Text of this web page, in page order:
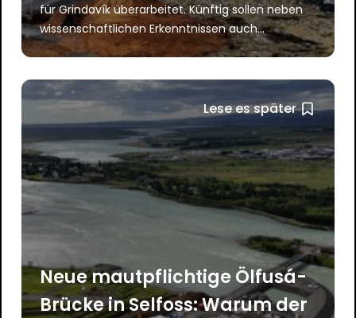
für Grindavík überarbeitet. Künftig sollen neben
wissenschaftlichen Erkenntnissen auch...
Lese es später
Neue mautpflichtige Ölfusá-
Brücke in Selfoss: Warum der